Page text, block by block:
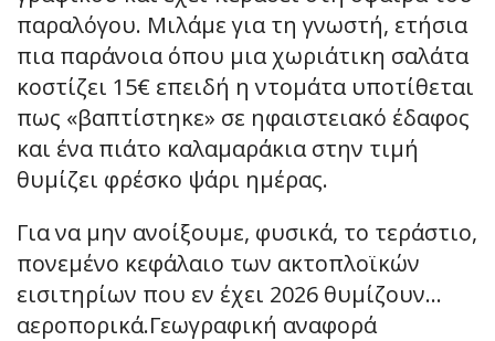
παραλόγου. Μιλάμε για τη γνωστή, ετήσια
πια παράνοια όπου μια χωριάτικη σαλάτα
κοστίζει 15€ επειδή η ντομάτα υποτίθεται
πως «βαπτίστηκε» σε ηφαιστειακό έδαφος
και ένα πιάτο καλαμαράκια στην τιμή
θυμίζει φρέσκο ψάρι ημέρας.
Για να μην ανοίξουμε, φυσικά, το τεράστιο,
πονεμένο κεφάλαιο των ακτοπλοϊκών
εισιτηρίων που εν έχει 2026 θυμίζουν…
αεροπορικά.Γεωγραφική αναφορά